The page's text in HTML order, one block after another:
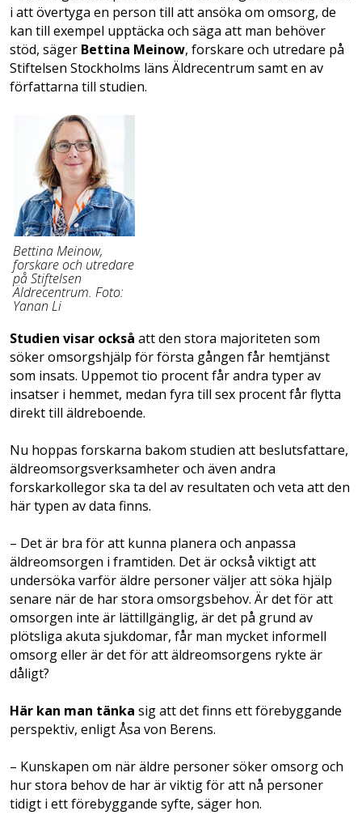
i att övertyga en person till att ansöka om omsorg, de
kan till exempel upptäcka och säga att man behöver
stöd, säger Bettina Meinow, forskare och utredare på
Stiftelsen Stockholms läns Äldrecentrum samt en av
författarna till studien.
Bettina Meinow,
forskare och utredare
på Stiftelsen
Äldrecentrum. Foto:
Yanan Li
Studien visar också att den stora majoriteten som
söker omsorgshjälp för första gången får hemtjänst
som insats. Uppemot tio procent får andra typer av
insatser i hemmet, medan fyra till sex procent får flytta
direkt till äldreboende.
Nu hoppas forskarna bakom studien att beslutsfattare,
äldreomsorgsverksamheter och även andra
forskarkollegor ska ta del av resultaten och veta att den
här typen av data finns.
– Det är bra för att kunna planera och anpassa
äldreomsorgen i framtiden. Det är också viktigt att
undersöka varför äldre personer väljer att söka hjälp
senare när de har stora omsorgsbehov. Är det för att
omsorgen inte är lättillgänglig, är det på grund av
plötsliga akuta sjukdomar, får man mycket informell
omsorg eller är det för att äldreomsorgens rykte är
dåligt?
Här kan man tänka sig att det finns ett förebyggande
perspektiv, enligt Åsa von Berens.
– Kunskapen om när äldre personer söker omsorg och
hur stora behov de har är viktig för att nå personer
tidigt i ett förebyggande syfte, säger hon.